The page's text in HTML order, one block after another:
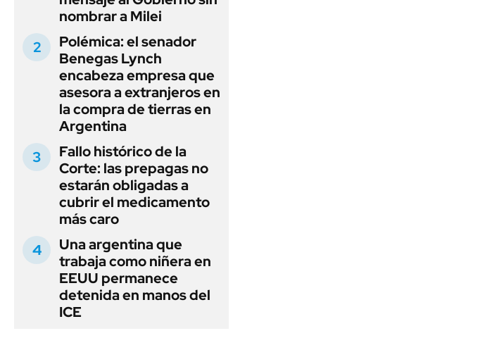
nombrar a Milei
Polémica: el senador
Benegas Lynch
encabeza empresa que
asesora a extranjeros en
la compra de tierras en
Argentina
Fallo histórico de la
Corte: las prepagas no
estarán obligadas a
cubrir el medicamento
más caro
Una argentina que
trabaja como niñera en
EEUU permanece
detenida en manos del
ICE